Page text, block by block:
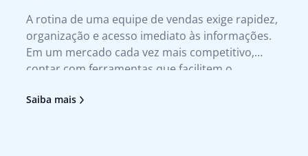
A rotina de uma equipe de vendas exige rapidez,
organização e acesso imediato às informações.
Em um mercado cada vez mais competitivo,
contar com ferramentas que facilitem o
decisão deixou de ser um diferencial para se
Saiba mais